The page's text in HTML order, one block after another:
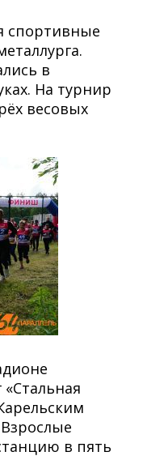
спортивные
в
На турнир
весовых
в пять